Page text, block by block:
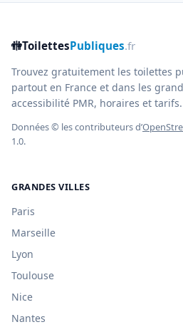
🚻ToilettesPubliques.fr
Trouvez gratuitement les toilettes
partout en France et dans les
accessibilité PMR, horaires et tarifs.
Données © les contributeurs d’
1.0.
GRANDES VILLES
Paris
Marseille
Lyon
Toulouse
Nice
Nantes